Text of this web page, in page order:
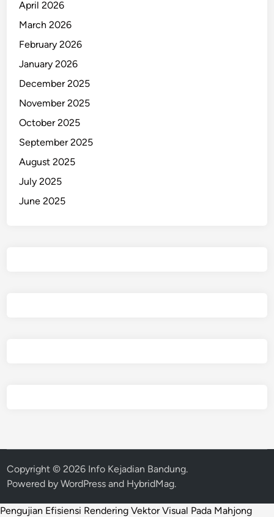
April 2026
March 2026
February 2026
January 2026
December 2025
November 2025
October 2025
September 2025
August 2025
July 2025
June 2025
Copyright © 2026 Info Kejadian Bandung.
Powered byWordPress and HybridMag.
Pengujian Efisiensi Rendering Vektor Visual Pada Mahjong